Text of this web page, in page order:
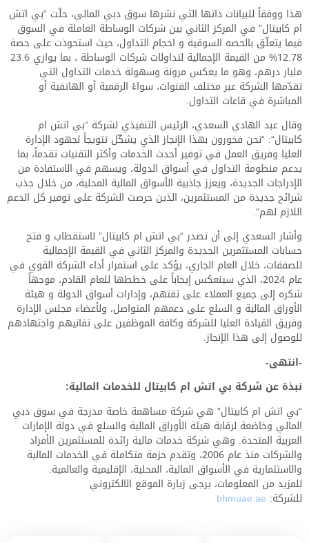
هذا ووفقاً للبيانات ذاتها التي نشرها سوق دبي المالي، حلّت “بي اتش
ام كابيتال” في المركز الثاني بين شركات الوساطة العاملة في السوق
فيما يتعلّق بالحصه السوقية و احجام التداول، حيث استحوذت على حصة
12.78% من القيمة الإجمالية لتداولات شركات الوساطة ، بما يوازي 23.6
مليار درهم، وهو ما يعكس مرونة وسهولة خدمات التداول التي
تقدّمها الشركة عبر مختلف القنوات، سواءً الرقمية أو الهاتفية أو
المباشرة في قاعات التداول.
وقال عبد الهادي السعدي، الرئيس التنفيذي لشركة “بي اتش ام
كابيتال“: “نحن فخورون بهذا الإنجاز الذي يشكّل تتويجاً لجهود الإدارة
العليا وفريق العمل في توفير أحدث الخدمات وأكثر التقنيات تقدماً، بما
يدعم منظومة التداول في أسواق الدولة، ويسهم في الاستفادة من
الإدراجات الجديدة، ويعزز جاذبية الأسواق المالية المحلية، من خلال جذب
شرائح جديدة من المستثمرين، الذين حرصت الشركة على توفير كل الدعم
اللازم لهم“.
وأشار السعدي إلى أن تصدر “بي اتش ام كابيتال” لاستقطاب و فتح
حسابات المستثمرين الجديدة والمركز الثاني في القيمة الإجمالية
للصفقات، خلال العام الجاري، يؤكد على استمرار أداء الشركة القوي في
عام 2024، الذي سينعكس إيجاباً على خططها للعام القادم، موجهاً
شكره إلى جميع العملاء على ثقتهم، وإدارات أسواق الدولة و هيئة
الأوراق المالية و السلع على دعمهم المتواصل، ولأعضاء مجلس الإدارة
وفريق القيادة العليا للشركة وكافة الموظفين على تفانيهم واجتهادهم
للوصول إلى هذا الإنجاز.
-انتهى-
نبذة عن شركة بي اتش ام كابيتال للخدمات المالية:
“بي اتش ام كابيتال” هي شركة مساهمة خاصة مدرجة في سوق دبي
المالي وخاضعة لرقابة هيئة الأوراق المالية والسلع في دولة الإمارات
العربية المتحدة. وهي شركة خدمات مالية رائدة للمستثمرين الأفراد
والشركات منذ عام 2006، وتقدم حزمة متكاملة في الخدمات المالية
والاستثمارية في الأسواق المالية، المحلية، الإقليمية والعالمية.
للمزيد من المعلومات، يرجى زيارة الموقع الالكتروني
للشركة: bhmuae.ae